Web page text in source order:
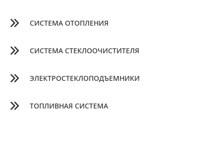
СИСТЕМА ОТОПЛЕНИЯ
СИСТЕМА СТЕКЛООЧИСТИТЕЛЯ
ЭЛЕКТРОСТЕКЛОПОДЪЕМНИКИ
ТОПЛИВНАЯ СИСТЕМА